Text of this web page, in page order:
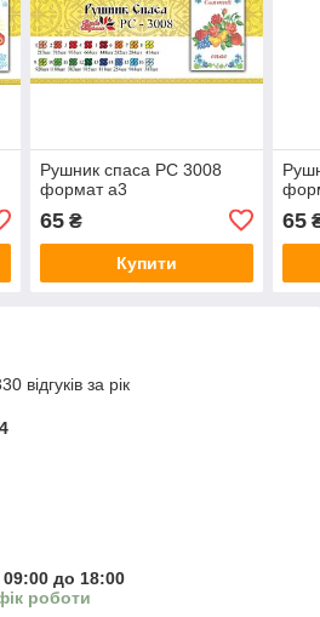
Рушник спаса РС 3008
формат а3
65₴
Купити
65
відгуків за рік
до 18:00
роботи